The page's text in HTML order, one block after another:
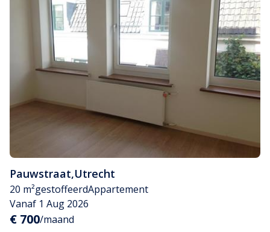
Pauwstraat,Utrecht
20 m²gestoffeerdAppartement
Vanaf 1 Aug 2026
€ 700/maand